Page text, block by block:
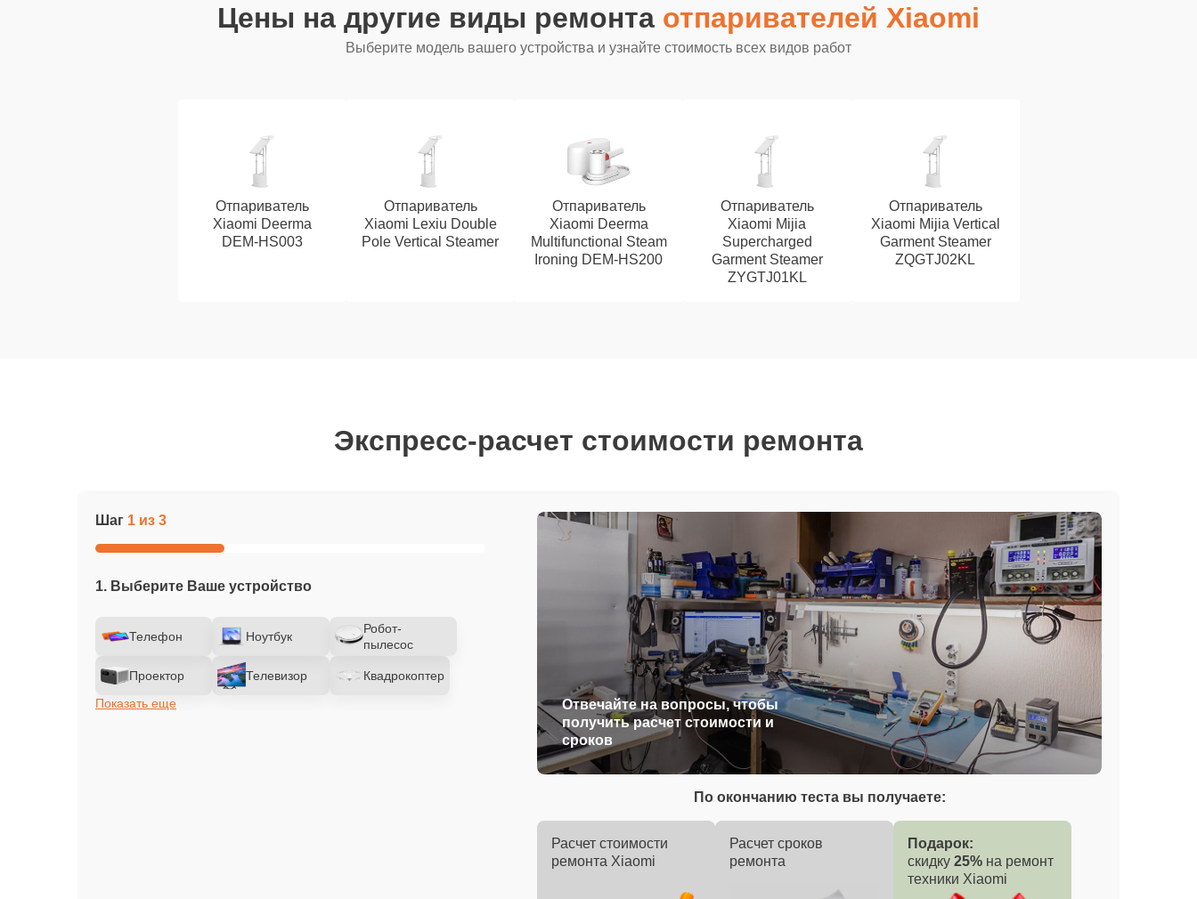
Цены на другие виды ремонта отпаривателей Xiaomi
Выберите модель вашего устройства и узнайте стоимость всех видов работ
Отпариватель
Xiaomi Deerma
DEM-HS003
Отпариватель
Xiaomi Lexiu Double
Pole Vertical Steamer
Отпариватель
Xiaomi Deerma
Multifunctional Steam
Ironing DEM-HS200
Отпариватель
Xiaomi Mijia
Supercharged
Garment Steamer
ZYGTJ01KL
Отпариватель
Xiaomi Mijia Vertical
Garment Steamer
ZQGTJ02KL
Экспресс-расчет стоимости ремонта
Шаг 1 из 3
1. Выберите Ваше устройство
Телефон Ноутбук
Робот-
пылесос
Проектор Телевизор
Квадрокоптер
Показать еще
Отвечайте на вопросы, чтобы
получить расчет стоимости и
сроков
По окончанию теста вы получаете:
Расчет стоимости
ремонта Xiaomi
Расчет сроков
ремонта
Подарок:
скидку 25% на ремонт
техники Xiaomi